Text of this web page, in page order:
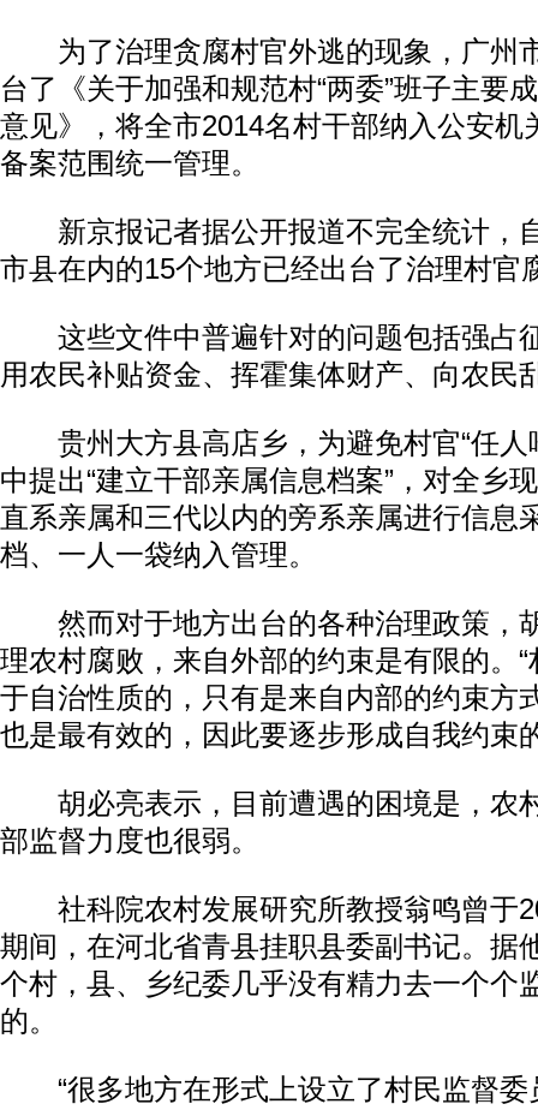
为了治理贪腐村官外逃的现象，广州
台了《关于加强和规范村“两委”班子主要
意见》，将全市2014名村干部纳入公安机
备案范围统一管理。
新京报记者据公开报道不完全统计，
市县在内的15个地方已经出台了治理村官
这些文件中普遍针对的问题包括强占
用农民补贴资金、挥霍集体财产、向农民
贵州大方县高店乡，为避免村官“任人
中提出“建立干部亲属信息档案”，对全乡
直系亲属和三代以内的旁系亲属进行信息
档、一人一袋纳入管理。
然而对于地方出台的各种治理政策，
理农村腐败，来自外部的约束是有限的。
于自治性质的，只有是来自内部的约束方
也是最有效的，因此要逐步形成自我约束
胡必亮表示，目前遭遇的困境是，农
部监督力度也很弱。
社科院农村发展研究所教授翁鸣曾于
期间，在河北省青县挂职县委副书记。据
个村，县、乡纪委几乎没有精力去一个个
的。
“很多地方在形式上设立了村民监督委